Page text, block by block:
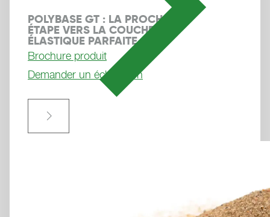
POLYBASE GT : LA PROCHAINE
ÉTAPE VERS LA COUCHE
ÉLASTIQUE PARFAITE
Brochure produit
Demander un échantillon
